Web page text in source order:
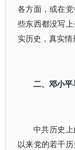
各方面，或在
些东西都没写
实历史，真实
二、邓小平
中共历史
以来党的若干